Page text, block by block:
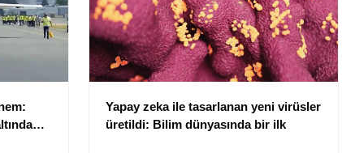
Yapay zeka ile tasarlanan yeni virüsler
üretildi: Bilim dünyasında bir ilk